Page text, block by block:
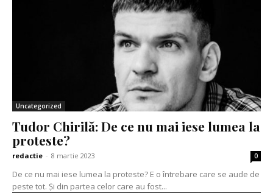
Uncategorized
Tudor Chirilă: De ce nu mai iese lumea la
proteste?
redactie - 8 martie 2023 0
De ce nu mai iese lumea la proteste? E o întrebare care se aude de
peste tot. Și din partea celor care au fost...